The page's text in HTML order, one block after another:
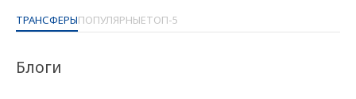
ТРАНСФЕРЫПОПУЛЯРНЫЕТОП-5
Блоги